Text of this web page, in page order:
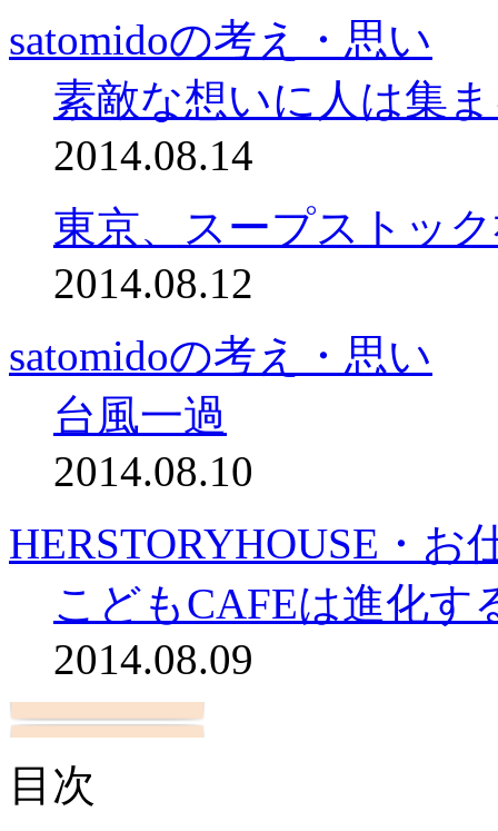
satomidoの考え・思い
素敵な想いに人は集
2014.08.14
東京、スープストッ
2014.08.12
satomidoの考え・思い
台風一過
2014.08.10
HERSTORYHOUSE・お
こどもCAFEは進化
2014.08.09
目次